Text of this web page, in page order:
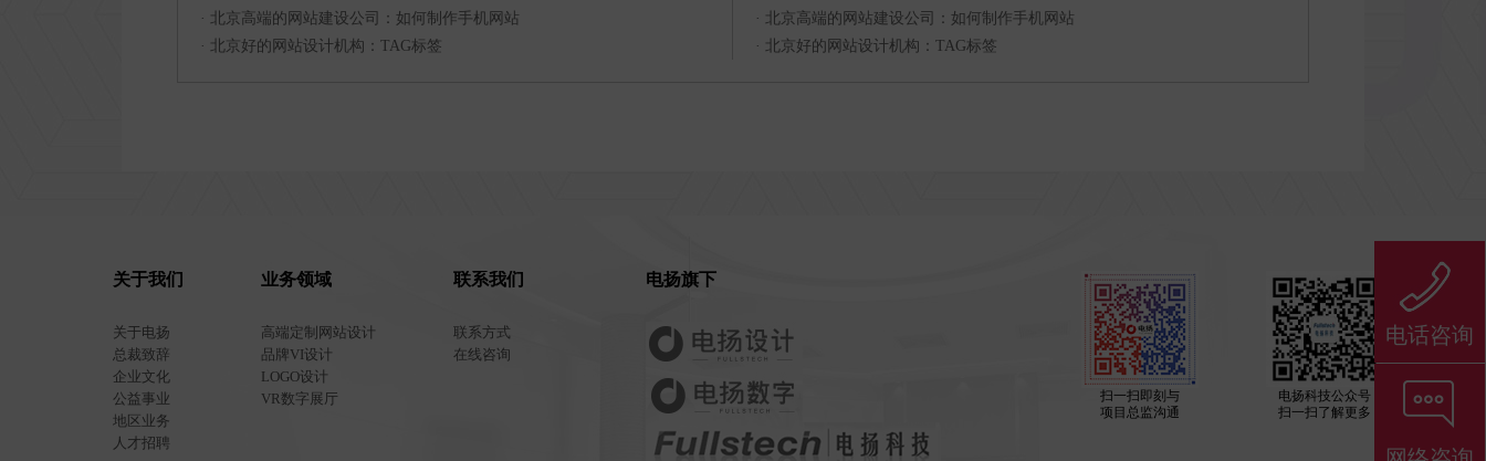
·
北京高端的网站建设公司：如何制作手机网站
·
北京好的网站设计机构：TAG标签
·
北京高端的网站建设公司：如何制作手机网站
·
北京好的网站设计机构：TAG标签
关于我们
关于电扬
总裁致辞
企业文化
公益事业
地区业务
人才招聘
业务领域
高端定制网站设计
品牌VI设计
LOGO设计
VR数字展厅
联系我们
联系方式
在线咨询
电扬旗下
电扬科技公众号
扫一扫了解更多
扫一扫即刻与
项目总监沟通
电话咨询